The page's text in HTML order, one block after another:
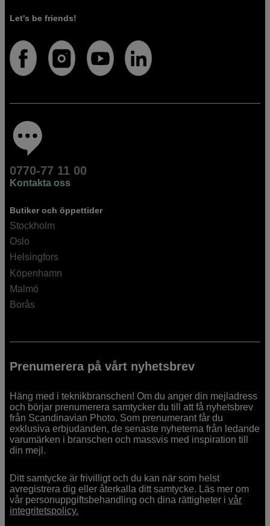
Let's be friends!
0770-77 11 00
Kontakta oss
Butiker och öppettider
Stockholm
Oslo
Helsingfors
Köpenhamn
Malmö
Borås
Prenumerera på vårt nyhetsbrev
Häng med i teknikbranschen! Om du anger din mejladress
och börjar prenumerera samtycker du till att få nyhetsbrev
från Scandinavian Photo. Som prenumerant får du
exklusiva erbjudanden, de senaste nyheterna från ledande
varumärken i branschen och massvis med inspiration till
din mejl.
Ditt samtycke är frivilligt och du kan när som helst
avregistrera dig eller återkalla ditt samtycke. Läs mer om
vår personuppgiftsbehandling och dina rättigheter ivår
integritetspolicy.